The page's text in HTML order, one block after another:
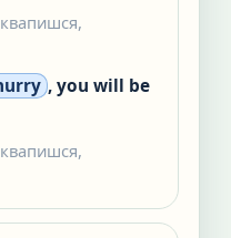
, you will be